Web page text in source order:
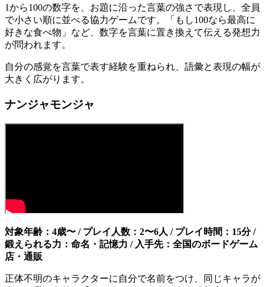
1から100の数字を、お題に沿った言葉の強さで表現し、全員
で小さい順に並べる協力ゲームです。「もし100なら最高に
好きな食べ物」など、数字を言葉に置き換えて伝える発想力
が問われます。
自分の感覚を言葉で表す経験を重ねられ、語彙と表現の幅が
大きく広がります。
ナンジャモンジャ
対象年齢：4歳〜 / プレイ人数：2〜6人 / プレイ時間：15分 /
鍛えられる力：命名・記憶力 / 入手先：全国のボードゲーム
店・通販
正体不明のキャラクターに自分で名前をつけ、同じキャラが